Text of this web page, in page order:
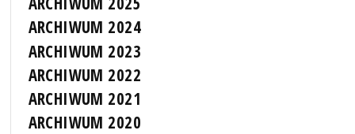
ARCHIWUM 2024
ARCHIWUM 2023
ARCHIWUM 2022
ARCHIWUM 2021
ARCHIWUM 2020